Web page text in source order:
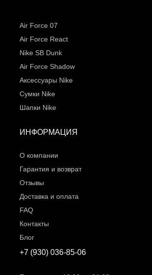
Air Force 07
Air Force React
Nike SB Dunk
Air Force Shadow
Аксессуары Nike
Сумки Nike
Шапки Nike
ИНФОРМАЦИЯ
О компании
Гарантия и возврат
Отзывы
Доставка и оплата
FAQ
Контакты
Блог
+7 (930) 036-85-06